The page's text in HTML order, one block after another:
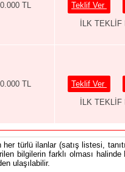
TL Teklif Ver
İLK
TL Teklif Ver
İLK
türlü ilanlar (satış listesi,
bilgilerin farklı olması halinde
ulaşılabilir.